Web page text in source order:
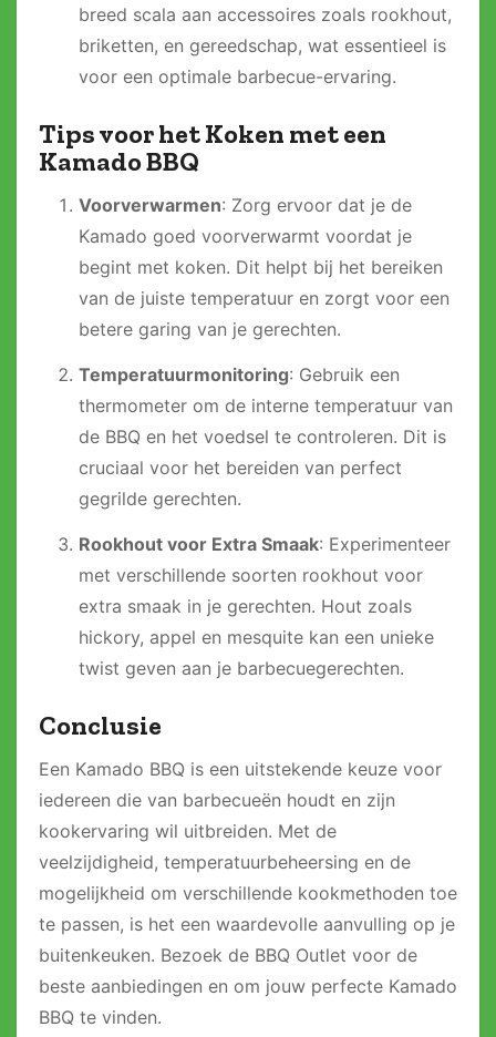
breed scala aan accessoires zoals rookhout,
briketten, en gereedschap, wat essentieel is
voor een optimale barbecue-ervaring.
Tips voor het Koken met een
Kamado BBQ
Voorverwarmen: Zorg ervoor dat je de
Kamado goed voorverwarmt voordat je
begint met koken. Dit helpt bij het bereiken
van de juiste temperatuur en zorgt voor een
betere garing van je gerechten.
Temperatuurmonitoring: Gebruik een
thermometer om de interne temperatuur van
de BBQ en het voedsel te controleren. Dit is
cruciaal voor het bereiden van perfect
gegrilde gerechten.
Rookhout voor Extra Smaak: Experimenteer
met verschillende soorten rookhout voor
extra smaak in je gerechten. Hout zoals
hickory, appel en mesquite kan een unieke
twist geven aan je barbecuegerechten.
Conclusie
Een Kamado BBQ is een uitstekende keuze voor
iedereen die van barbecueën houdt en zijn
kookervaring wil uitbreiden. Met de
veelzijdigheid, temperatuurbeheersing en de
mogelijkheid om verschillende kookmethoden toe
te passen, is het een waardevolle aanvulling op je
buitenkeuken. Bezoek de BBQ Outlet voor de
beste aanbiedingen en om jouw perfecte Kamado
BBQ te vinden.